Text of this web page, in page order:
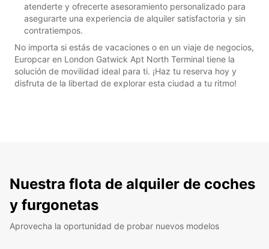
atenderte y ofrecerte asesoramiento personalizado para
asegurarte una experiencia de alquiler satisfactoria y sin
contratiempos.
No importa si estás de vacaciones o en un viaje de negocios,
Europcar en London Gatwick Apt North Terminal tiene la
solución de movilidad ideal para ti. ¡Haz tu reserva hoy y
disfruta de la libertad de explorar esta ciudad a tu ritmo!
Nuestra flota de alquiler de coches
y furgonetas
Aprovecha la oportunidad de probar nuevos modelos